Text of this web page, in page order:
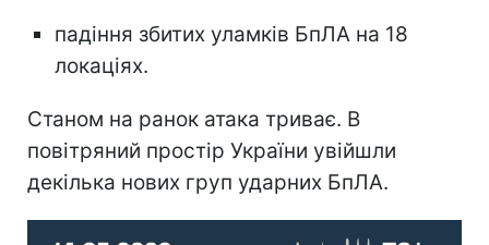
падіння збитих уламків БпЛА на 18
локаціях.
Станом на ранок атака триває. В
повітряний простір України увійшли
декілька нових груп ударних БпЛА.